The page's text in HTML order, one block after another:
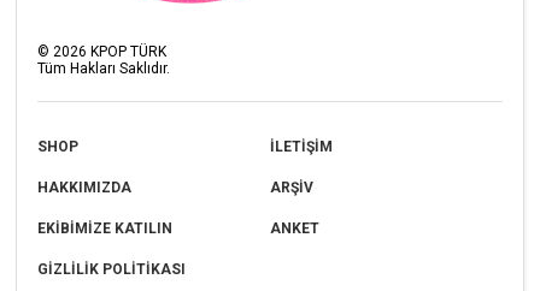
©2026 KPOP TÜRK
Tüm Hakları Saklıdır.
SHOP İLETİŞİM
HAKKIMIZDA ARŞİV
EKİBİMİZE KATILIN ANKET
GİZLİLİK POLİTİKASI